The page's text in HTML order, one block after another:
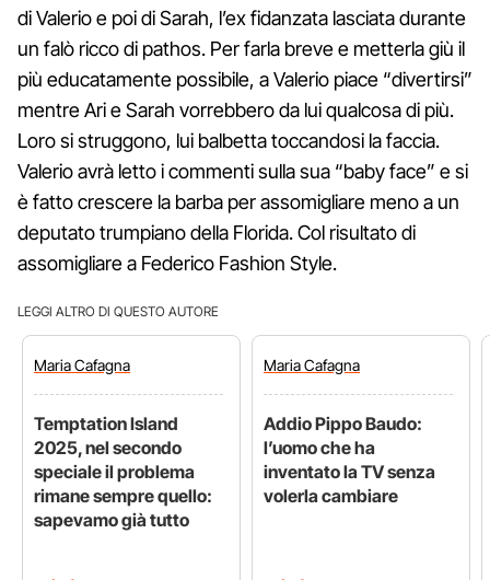
di Valerio e poi di Sarah, l’ex fidanzata lasciata durante
un falò ricco di pathos. Per farla breve e metterla giù il
più educatamente possibile, a Valerio piace “divertirsi”
mentre Ari e Sarah vorrebbero da lui qualcosa di più.
Loro si struggono, lui balbetta toccandosi la faccia.
Valerio avrà letto i commenti sulla sua “baby face” e si
è fatto crescere la barba per assomigliare meno a un
deputato trumpiano della Florida. Col risultato di
assomigliare a Federico Fashion Style.
LEGGI ALTRO DI QUESTO AUTORE
MariaCafagna
Temptation Island
2025, nel secondo
speciale il problema
rimane sempre quello:
sapevamo già tutto
MariaCafagna
Addio Pippo Baudo:
l’uomo che ha
inventato la TV senza
volerla cambiare